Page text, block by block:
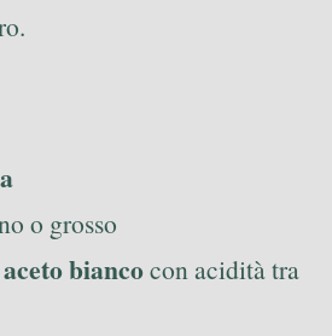
o grosso
aceto biancocon acidità tra